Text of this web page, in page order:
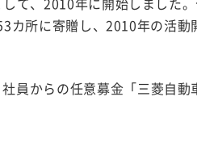
て、2010年に開始しました
所に寄贈し、2010年の活動
からの任意募金「三菱自動